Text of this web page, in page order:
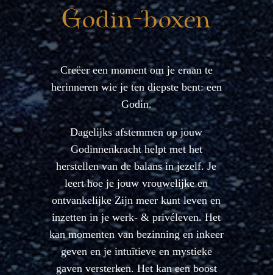
Godin-boxen
Creëer een moment om je eraan te
herinneren wie je ten diepste bent: een
Godin.
Dagelijks afstemmen op jouw
Godinnenkracht helpt met het
herstellen van de balans in jezelf. Je
leert hoe je jouw vrouwelijke en
ontvankelijke Zijn meer kunt leven en
inzetten in je werk- & privéleven. Het
kan momenten van bezinning en inkeer
geven en je intuïtieve en mystieke
gaven versterken. Het kan een boost